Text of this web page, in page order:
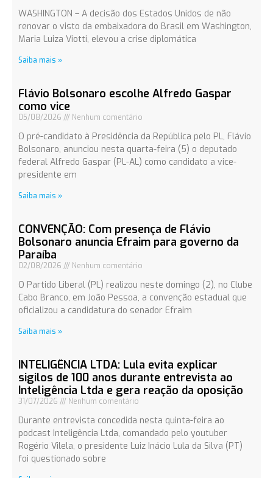
WASHINGTON – A decisão dos Estados Unidos de não
renovar o visto da embaixadora do Brasil em Washington,
Maria Luiza Viotti, elevou a crise diplomática
Saiba mais »
Flávio Bolsonaro escolhe Alfredo Gaspar
como vice
05/08/2026 Nenhum comentário
O pré-candidato à Presidência da República pelo PL, Flávio
Bolsonaro, anunciou nesta quarta-feira (5) o deputado
federal Alfredo Gaspar (PL-AL) como candidato a vice-
presidente em
Saiba mais »
CONVENÇÃO: Com presença de Flávio
Bolsonaro anuncia Efraim para governo da
Paraíba
02/08/2026 Nenhum comentário
O Partido Liberal (PL) realizou neste domingo (2), no Clube
Cabo Branco, em João Pessoa, a convenção estadual que
oficializou a candidatura do senador Efraim
Saiba mais »
INTELIGÊNCIA LTDA: Lula evita explicar
sigilos de 100 anos durante entrevista ao
Inteligência Ltda e gera reação da oposição
31/07/2026 Nenhum comentário
Durante entrevista concedida nesta quinta-feira ao
podcast Inteligência Ltda, comandado pelo youtuber
Rogério Vilela, o presidente Luiz Inácio Lula da Silva (PT)
foi questionado sobre